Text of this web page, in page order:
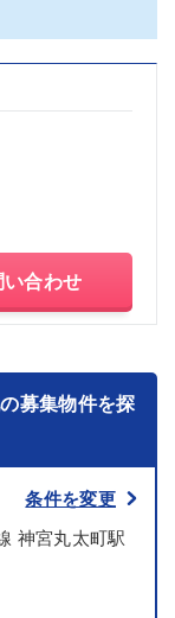
い合わせ
募集物件を探
条件を変更
神宮丸太町駅